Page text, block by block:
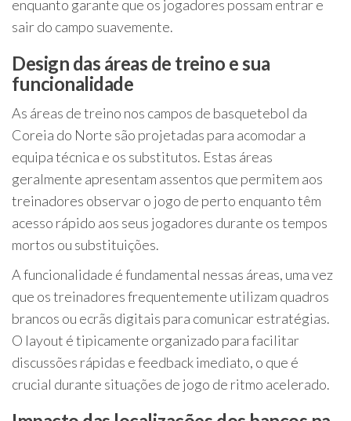
enquanto garante que os jogadores possam entrar e
sair do campo suavemente.
Design das áreas de treino e sua
funcionalidade
As áreas de treino nos campos de basquetebol da
Coreia do Norte são projetadas para acomodar a
equipa técnica e os substitutos. Estas áreas
geralmente apresentam assentos que permitem aos
treinadores observar o jogo de perto enquanto têm
acesso rápido aos seus jogadores durante os tempos
mortos ou substituições.
A funcionalidade é fundamental nessas áreas, uma vez
que os treinadores frequentemente utilizam quadros
brancos ou ecrãs digitais para comunicar estratégias.
O layout é tipicamente organizado para facilitar
discussões rápidas e feedback imediato, o que é
crucial durante situações de jogo de ritmo acelerado.